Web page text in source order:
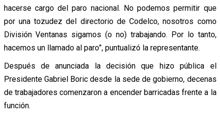
hacerse cargo del paro nacional. No podemos permitir que
por una tozudez del directorio de Codelco, nosotros como
División Ventanas sigamos (o no) trabajando. Por lo tanto,
hacemos un llamado al paro”, puntualizó la representante.
Después de anunciada la decisión que hizo pública el
Presidente Gabriel Boric desde la sede de gobierno, decenas
de trabajadores comenzaron a encender barricadas frente a la
función.